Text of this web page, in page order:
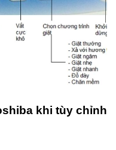
khi tùy chỉnh